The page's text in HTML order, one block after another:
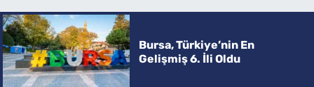
Bursa, Türkiye’nin En
Gelişmiş 6. İli Oldu